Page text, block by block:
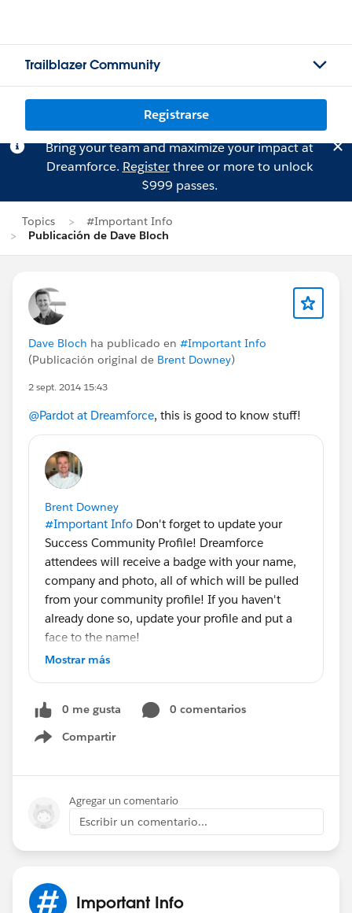
Trailblazer Community
Registrarse
Bring your team and maximize your impact at
Dreamforce. Registerthree or more to unlock
$999 passes.
Topics
#Important Info
Publicación de Dave Bloch
Dave Bloch ha publicado en #Important Info
(Publicación original de Brent Downey)
2 sept. 2014 15:43
@Pardot at Dreamforce, this is good to know stuff!
Brent Downey
#Important Info Don't forget to update your
Success Community Profile! Dreamforce
attendees will receive a badge with your name,
company and photo, all of which will be pulled
from your community profile! If you haven't
already done so, update your profile and put a
face to the name!
Updating Your Success Community Profile
Mostrar más
0 me gusta
0 comentarios
Compartir
Show menu
Agregar un comentario
Escribir un comentario...
Important Info